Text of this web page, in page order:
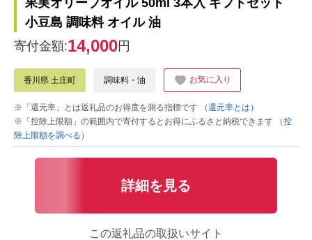
果実オリーブオイル 50ml 3本入 ギフトセット
小豆島 調味料 オイル 油
寄付金額:14,000円
香川県 土庄町 調味料・油 お気に入り
※「還元率」とは返礼品のお得度を測る指標です
（還元率とは）
※「控除上限額」の範囲内で寄付するとお得にふるさと納税できます
（控
除上限額を調べる）
詳細を見る
この返礼品の取扱いサイト